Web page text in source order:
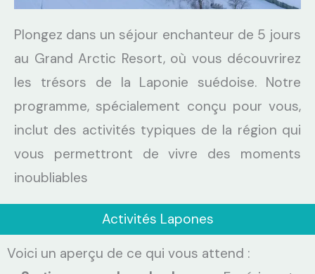
Plongez dans un séjour enchanteur de 5 jours
au Grand Arctic Resort, où vous découvrirez
les trésors de la Laponie suédoise. Notre
programme, spécialement conçu pour vous,
inclut des activités typiques de la région qui
vous permettront de vivre des moments
inoubliables
Activités Lapones
Voici un aperçu de ce qui vous attend :